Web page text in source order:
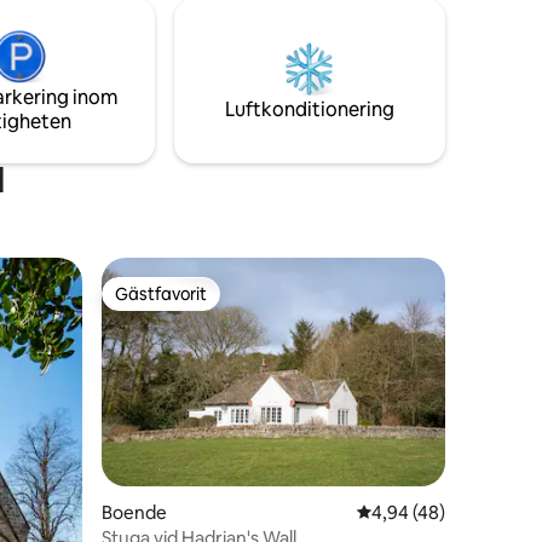
inom
Luftkonditionering
Gästfavorit
Gästfavorit
Boende 4,94 av 5 i
4,94 (48)